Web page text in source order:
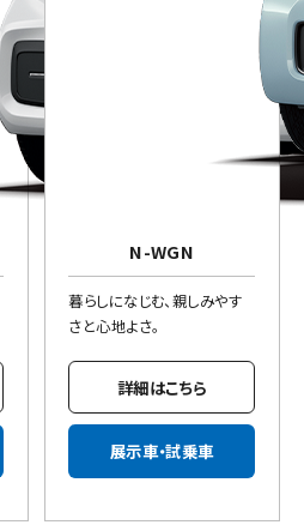
N-WGN
暮らしになじむ、親しみやす
さと心地よさ。
詳細はこちら
展示車・試乗車